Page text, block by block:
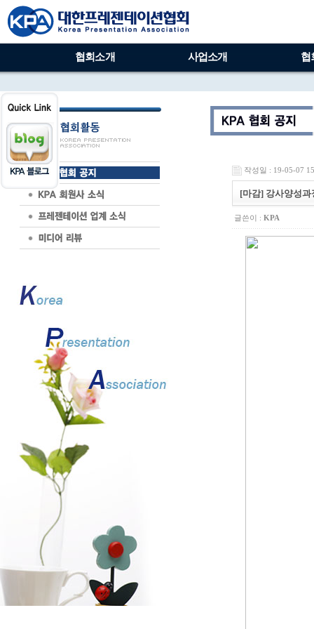
협회소개 사업소개 협
작성일 : 19-05-07
[마감] 강사양성과
글쓴이 : KPA